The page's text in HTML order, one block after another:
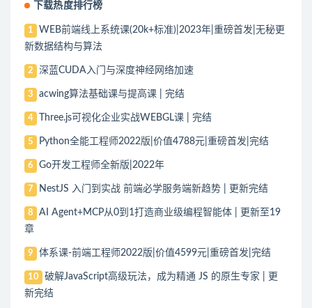
下载热度排行榜
1
WEB前端线上系统课(20k+标准)|2023年|重磅首发|无秘更
新数据结构与算法
2 深蓝CUDA入门与深度神经网络加速
3 acwing算法基础课与提高课 | 完结
4 Three.js可视化企业实战WEBGL课 | 完结
5 Python全能工程师2022版|价值4788元|重磅首发|完结
6 Go开发工程师全新版|2022年
7 NestJS 入门到实战 前端必学服务端新趋势 | 更新完结
8
AI Agent+MCP从0到1打造商业级编程智能体 | 更新至19
章
9 体系课-前端工程师2022版|价值4599元|重磅首发|完结
10
破解JavaScript高级玩法，成为精通 JS 的原生专家 | 更
新完结